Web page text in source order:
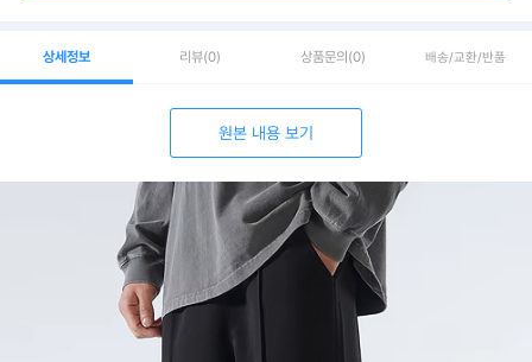
상세정보 리뷰(0) 상품문의 (0) 배송/교환/반품
원본 내용 보기